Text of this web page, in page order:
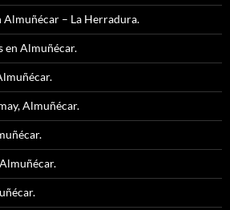
Almuñécar – La Herradura.
en Almuñécar.
Almuñécar.